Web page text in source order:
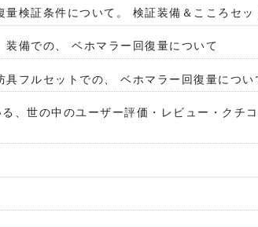
検証条件について。 検証装備＆こころセッ
備での、 ベホマラー回復量について
フルセットでの、 ベホマラー回復量につい
、世の中のユーザー評価・レビュー・クチ